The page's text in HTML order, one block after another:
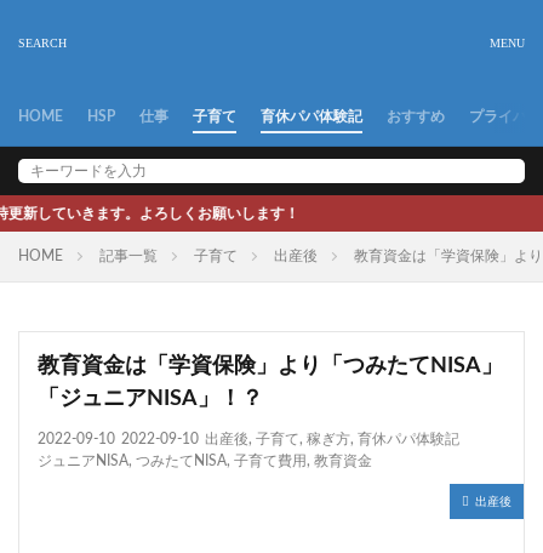
HOME HSP 仕事 子育て 育休パパ体験記 おすすめ プライバ
くお願いします！
HOME 記事一覧 子育て 出産後 教育資金は「学資保険」よ
教育資金は「学資保険」より「つみたてNISA」
「ジュニアNISA」！？
2022-09-10 2022-09-10 出産後, 子育て, 稼ぎ方, 育休パパ体験記
ジュニアNISA, つみたてNISA, 子育て費用 , 教育資金
出産後